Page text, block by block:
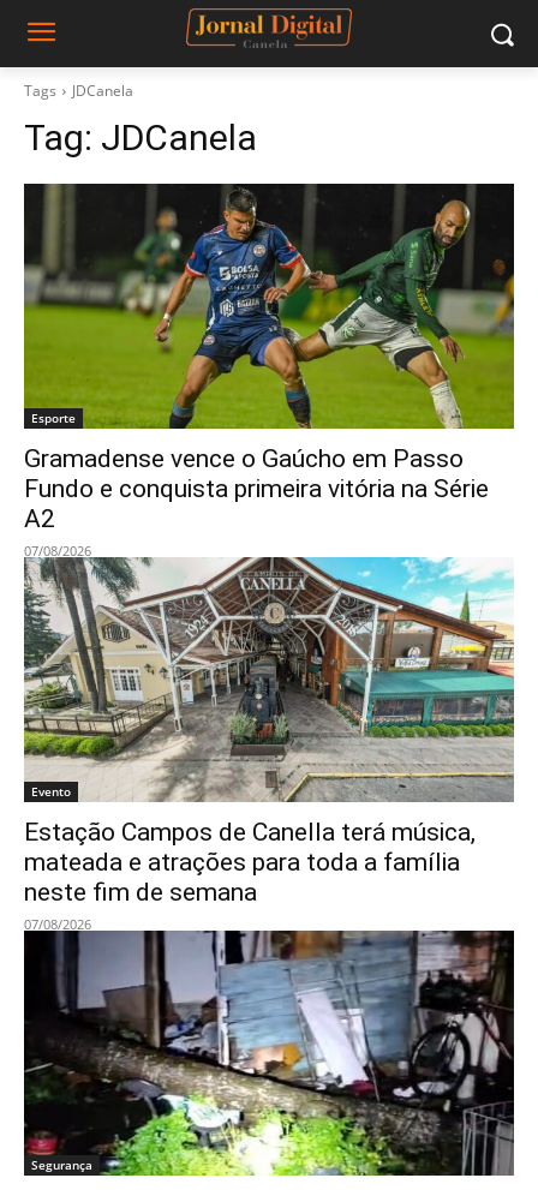
Tags JDCanela
Tag: JDCanela
Esporte
Gramadense vence o Gaúcho em Passo
Fundo e conquista primeira vitória na Série
A2
07/08/2026
Evento
Estação Campos de Canella terá música,
mateada e atrações para toda a família
neste fim de semana
07/08/2026
Segurança